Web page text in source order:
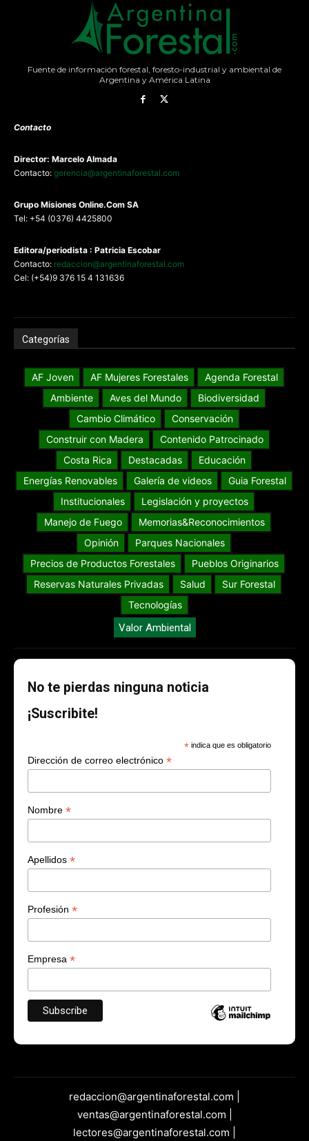
Fuente de información forestal, foresto-industrial y ambiental de
Argentina y América Latina
Contacto
Director: Marcelo Almada
Contacto: gerencia@argentinaforestal.com
Grupo Misiones Online.Com SA
Tel: +54 (0376) 4425800
Editora/periodista : Patricia Escobar
Contacto: redaccion@argentinaforestal.com
Cel: (+54)9 376 15 4 131636
Categorías
AF Joven AF Mujeres Forestales
Agenda Forestal
Ambiente
Aves del Mundo
Biodiversidad
Cambio Climático
Conservación
Construir con Madera
Contenido Patrocinado
Costa Rica
Destacadas
Educación
Energías Renovables
Galería de videos
Guia Forestal
Institucionales
Legislación y proyectos
Manejo de Fuego
Memorias&Reconocimientos
Opinión
Parques Nacionales
Precios de Productos Forestales
Pueblos Originarios
Reservas Naturales Privadas
Salud
Sur Forestal
Tecnologías
Valor Ambiental
No te pierdas ninguna noticia
¡Suscribite!
* indica que es obligatorio
Dirección de correo electrónico *
Nombre *
Apellidos *
Profesión *
Empresa *
redaccion@argentinaforestal.com |
ventas@argentinaforestal.com |
lectores@argentinaforestal.com |